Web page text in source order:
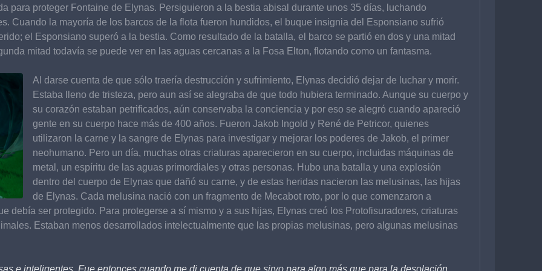
para proteger Fontaine de Elynas. Persiguieron a la bestia abisal durante unos 35 días, luchando
Cuando la mayoría de los barcos de la flota fueron hundidos, el buque insignia del Esponsiano sufrió
el Esponsiano superó a la bestia. Como resultado de la batalla, el barco se partió en dos y una mitad
mitad todavía se puede ver en las aguas cercanas a la Fosa Elton, flotando como un fantasma.
Al darse cuenta de que sólo traería destrucción y sufrimiento, Elynas decidió dejar de luchar y morir.
Estaba lleno de tristeza, pero aun así se alegraba de que todo hubiera terminado. Aunque su cuerpo y
su corazón estaban petrificados, aún conservaba la conciencia y por eso se alegró cuando apareció
gente en su cuerpo hace más de 400 años. Fueron Jakob Ingold y René de Petricor, quienes
utilizaron la carne y la sangre de Elynas para investigar y mejorar los poderes de Jakob, el primer
neohumano. Pero un día, muchas otras criaturas aparecieron en su cuerpo, incluidas máquinas de
metal, un espíritu de las aguas primordiales y otras personas. Hubo una batalla y una explosión
dentro del cuerpo de Elynas que dañó su carne, y de estas heridas nacieron las melusinas, las hijas
de Elynas. Cada melusina nació con un fragmento de Mecabot roto, por lo que comenzaron a
debía ser protegido. Para protegerse a sí mismo y a sus hijas, Elynas creó los Protofisuradores, criaturas
Estaban menos desarrollados intelectualmente que las propias melusinas, pero algunas melusinas
e inteligentes. Fue entonces cuando me di cuenta de que sirvo para algo más que para la desolación.